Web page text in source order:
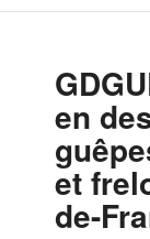
en
et
de-